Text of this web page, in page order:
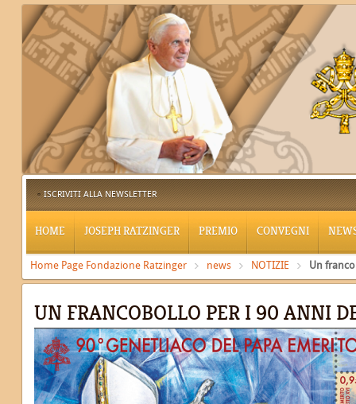
ISCRIVITI ALLA NEWSLETTER
HOME JOSEPH RATZINGER PREMIO CONVEGNI
Home Page Fondazione Ratzinger news NOTIZIE Un
UN FRANCOBOLLO PER I 90 ANNI